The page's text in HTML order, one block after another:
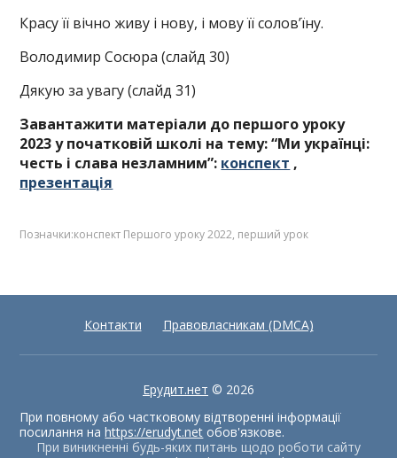
Красу її вічно живу і нову, і мову її солов’їну.
Володимир Сосюра (слайд 30)
Дякую за увагу (слайд 31)
Завантажити матеріали до першого уроку
2023 у початковій школі на тему: “Ми українці:
честь і слава незламним”: конспект ,
презентація
Позначки:конспект Першого уроку 2022, перший урок
Контакти Правовласникам (DMCA)
Ерудит.нет © 2026
При повному або частковому відтворенні інформації
посилання наhttps://erudyt.net обов'язкове.
При виникненні будь-яких питань щодо роботи сайту